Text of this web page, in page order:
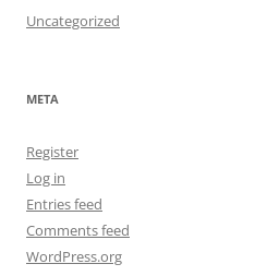
Uncategorized
META
Register
Log in
Entries feed
Comments feed
WordPress.org